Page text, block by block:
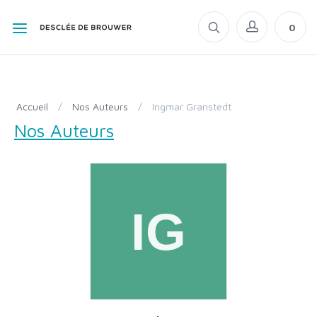
0
Accueil / Nos Auteurs / Ingmar Granstedt
Nos Auteurs